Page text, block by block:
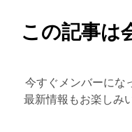
この記事は
今すぐメンバーにな
最新情報もお楽しみ